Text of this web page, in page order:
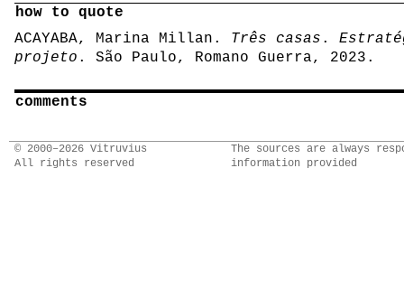
how to quote
ACAYABA, Marina Millan. Três casas .
projeto . São Paulo, Romano Guerra, 2023.
comments
© 2000–2026 Vitruvius
All rights reserved
The sources are always
information provided